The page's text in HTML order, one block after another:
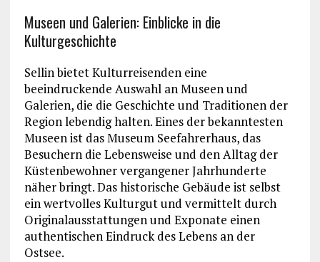
Museen und Galerien: Einblicke in die
Kulturgeschichte
Sellin bietet Kulturreisenden eine
beeindruckende Auswahl an Museen und
Galerien, die die Geschichte und Traditionen der
Region lebendig halten. Eines der bekanntesten
Museen ist das Museum Seefahrerhaus, das
Besuchern die Lebensweise und den Alltag der
Küstenbewohner vergangener Jahrhunderte
näher bringt. Das historische Gebäude ist selbst
ein wertvolles Kulturgut und vermittelt durch
Originalausstattungen und Exponate einen
authentischen Eindruck des Lebens an der
Ostsee.